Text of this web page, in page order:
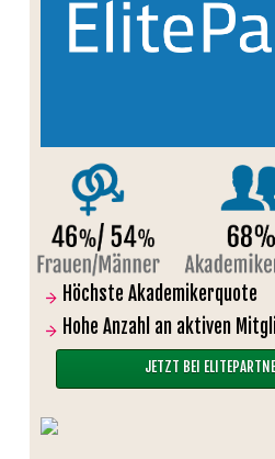
Höchste Akademikerquote
Hohe Anzahl an aktiven
JETZT BEI